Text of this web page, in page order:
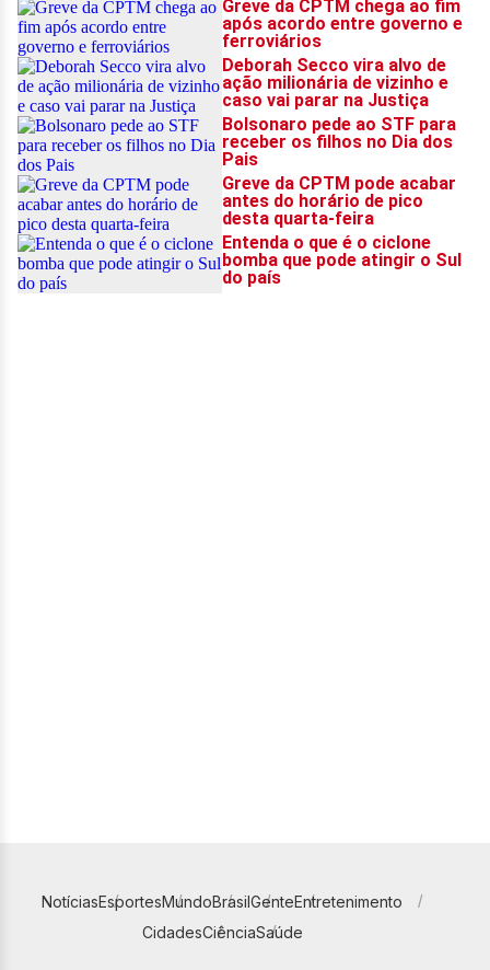
NotíciasEsportesMundoBrasilGenteEntretenimento
CidadesCiênciaSaúde